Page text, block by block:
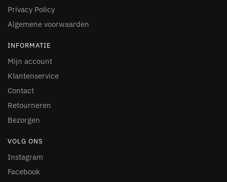
Privacy Policy
Algemene voorwaarden
INFORMATIE
Mijn account
Klantenservice
Contact
Retourneren
Bezorgen
VOLG ONS
Instagram
Facebook